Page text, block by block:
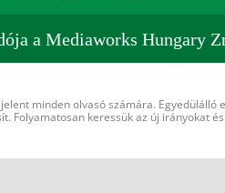
a Mediaworks Hungary
minden olvasó számára. Egyedülálló
Folyamatosan keressük az új irányokat